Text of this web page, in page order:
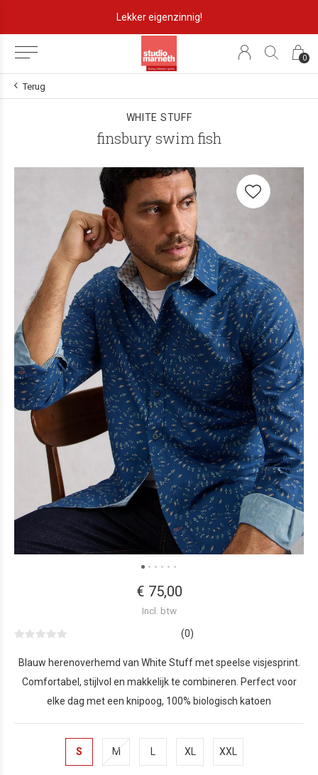
0
Lekker eigenzinnig!
Terug
WHITE STUFF
finsbury swim fish
€ 75,00
Incl. btw
(0)
Blauw herenoverhemd van White Stuff met speelse visjesprint.
Comfortabel, stijlvol en makkelijk te combineren. Perfect voor
elke dag met een knipoog, 100% biologisch katoen
S M XL XXL